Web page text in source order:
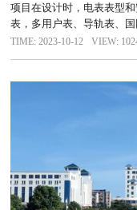
项目在设计时，电表表型
表，多用户表、导轨表、
协议，顺利对各种电表进行
TIME: 2023-10-12 VIEW: